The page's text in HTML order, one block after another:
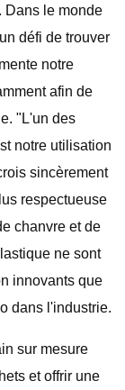
Dans le monde
défi de trouver
notre
afin de
"L'un des
notre utilisation
sincèrement
respectueuse
chanvre et de
ne sont
innovants que
dans l'industrie.
sur mesure
et offrir une